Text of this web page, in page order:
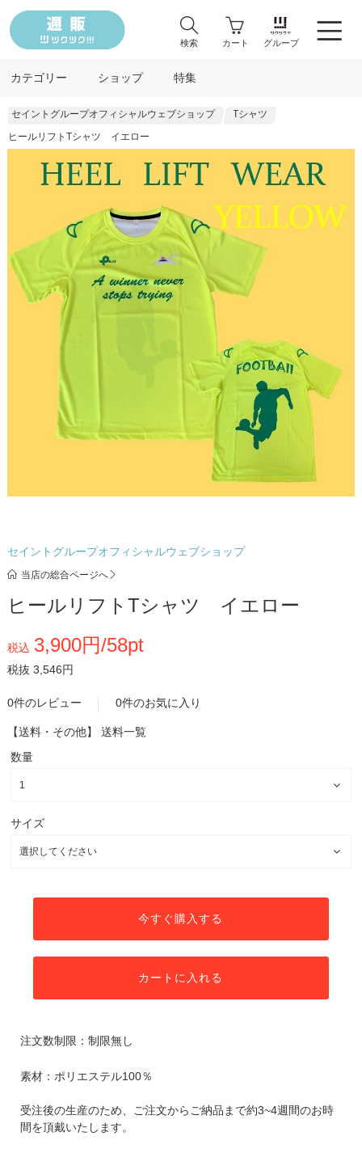
検索 カート グループ
カテゴリー ショップ 特集
セイントグループオフィシャルウェブショップ
Tシャツ
ヒールリフトTシャツ イエロー
セイントグループオフィシャルウェブショップ
当店の総合ページへ
ヒールリフトTシャツ イエロー
税込 3,900円/58pt
税抜 3,546円
0件のレビュー 0件のお気に入り
【送料・その他】 送料一覧
数量
サイズ
今すぐ購入する
カートに入れる
注文数制限：制限無し
素材：ポリエステル100％
受注後の生産のため、ご注文からご納品まで約3~4週間のお時
間を頂戴いたします。